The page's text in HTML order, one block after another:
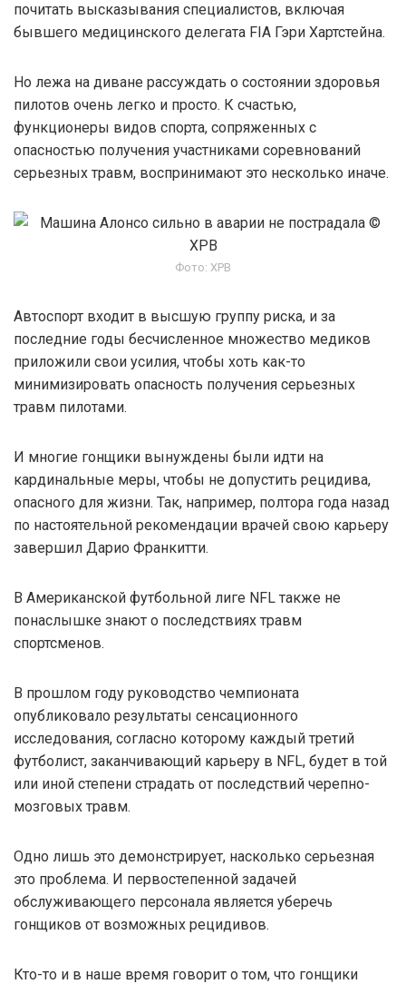
почитать высказывания специалистов, включая
бывшего медицинского делегата FIA Гэри Хартстейна.
Но лежа на диване рассуждать о состоянии здоровья
пилотов очень легко и просто. К счастью,
функционеры видов спорта, сопряженных с
опасностью получения участниками соревнований
серьезных травм, воспринимают это несколько иначе.
Фото: XPB
Автоспорт входит в высшую группу риска, и за
последние годы бесчисленное множество медиков
приложили свои усилия, чтобы хоть как-то
минимизировать опасность получения серьезных
травм пилотами.
И многие гонщики вынуждены были идти на
кардинальные меры, чтобы не допустить рецидива,
опасного для жизни. Так, например, полтора года назад
по настоятельной рекомендации врачей свою карьеру
завершил Дарио Франкитти.
В Американской футбольной лиге NFL также не
понаслышке знают о последствиях травм
спортсменов.
В прошлом году руководство чемпионата
опубликовало результаты сенсационного
исследования, согласно которому каждый третий
футболист, заканчивающий карьеру в NFL, будет в той
или иной степени страдать от последствий черепно-
мозговых травм.
Одно лишь это демонстрирует, насколько серьезная
это проблема. И первостепенной задачей
обслуживающего персонала является уберечь
гонщиков от возможных рецидивов.
Кто-то и в наше время говорит о том, что гонщики